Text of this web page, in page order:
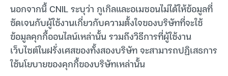
นอกจากนี้ CNIL ระบุว่า กูเกิลและอเมซอนไม่ได้ให้ข้อมูลที่
ชัดเจนกับผู้ใช้งานเกี่ยวกับความตั้งใจของบริษัทที่จะใช้
ข้อมูลคุกกี้ออนไลน์เหล่านั้น รวมถึงวิธีการที่ผู้ใช้งาน
เว็บไซต์ในฝรั่งเศสของทั้งสองบริษัท จะสามารถปฏิเสธการ
ใช้นโยบายของคุกกี้ของบริษัทเหล่านั้น